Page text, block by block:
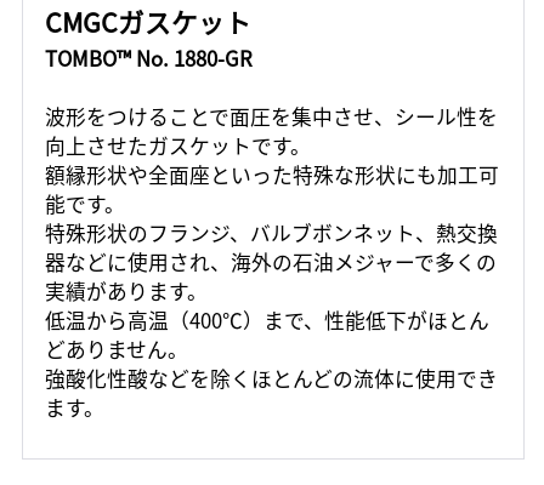
CMGCガスケット
TOMBO™ No. 1880-GR
波形をつけることで面圧を集中させ、シール性を
向上させたガスケットです。
額縁形状や全面座といった特殊な形状にも加工可
能です。
特殊形状のフランジ、バルブボンネット、熱交換
器などに使用され、海外の石油メジャーで多くの
実績があります。
低温から高温（400℃）まで、性能低下がほとん
どありません。
強酸化性酸などを除くほとんどの流体に使用でき
ます。